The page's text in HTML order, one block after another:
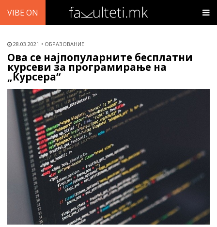
VIBE ON
28.03.2021 ОБРАЗОВАНИЕ
Ова се најпопуларните бесплатни
курсеви за програмирање на
„Курсера“